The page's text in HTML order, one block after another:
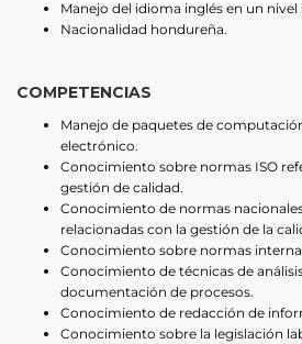
Manejo del idioma inglés en un
Nacionalidad hondureña.
COMPETENCIAS
Manejo de paquetes de
electrónico.
Conocimiento sobre normas ISO
gestión de calidad.
Conocimiento de normas
relacionadas con la gestión de la
Conocimiento sobre normas
Conocimiento de técnicas de
documentación de procesos.
Conocimiento de redacción de
Conocimiento sobre la legislación